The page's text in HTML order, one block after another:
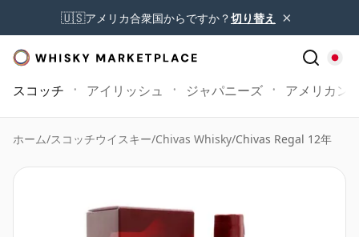
🇺🇸アメリカ合衆国からですか？切り替え ×
スコッチ アイリッシュ ジャパニーズ アメリカン
ホーム/スコッチウイスキー/Chivas Whisky/Chivas Regal 12年